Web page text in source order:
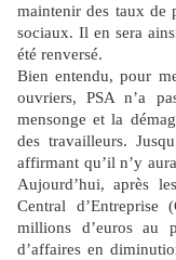
maintenir des taux de
sociaux. Il en sera
été renversé.
Bien entendu, pour
ouvriers, PSA n’a
mensonge et la
des travailleurs.
affirmant qu’il n’y
Aujourd’hui, après
Central d’Entreprise
millions d’euros au
d’affaires en